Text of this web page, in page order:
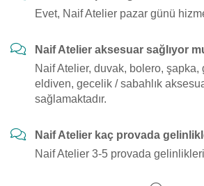
Evet, Naif Atelier pazar günü
Naif Atelier aksesuar sağlıyor
Naif Atelier, duvak, bolero, şapka,
eldiven, gecelik / sabahlık
sağlamaktadır.
Naif Atelier kaç provada
Naif Atelier 3-5 provada gelinlikleri